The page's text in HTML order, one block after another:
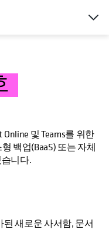
Online 및 Teams를 위한
백업(BaaS) 또는 자체
니다.
새로운 사서함, 문서